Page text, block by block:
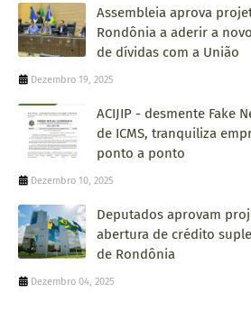
Assembleia aprova
Rondônia a aderir a
de dívidas com a União
Dezembro 19, 2025
ACIJIP - desmente Fake
de ICMS, tranquiliza
ponto a ponto
Dezembro 10, 2025
Deputados aprovam
abertura de crédito
de Rondônia
Dezembro 04, 2025